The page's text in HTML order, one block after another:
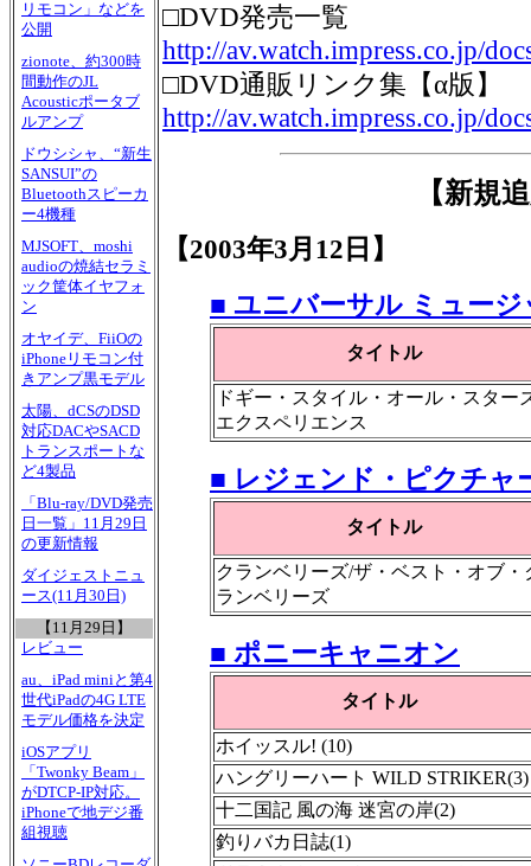
リモコン」などを
公開
zionote、約300時
間動作のJL
Acousticポータブ
ルアンプ
ドウシシャ、“新生
SANSUI”の
Bluetoothスピーカ
ー4機種
MJSOFT、moshi
audioの焼結セラミ
ック筐体イヤフォ
ン
オヤイデ、FiiOの
iPhoneリモコン付
きアンプ黒モデル
太陽、dCSのDSD
対応DACやSACD
トランスポートな
ど4製品
「Blu-ray/DVD発売
日一覧」11月29日
の更新情報
ダイジェストニュ
ース(11月30日)
【11月29日】
レビュー
au、iPad miniと第4
世代iPadの4G LTE
モデル価格を決定
iOSアプリ
「Twonky Beam」
がDTCP-IP対応。
iPhoneで地デジ番
組視聴
□DVD発売一覧
http://av.watch.impress.co.jp/
□DVD通販リンク集【α版】
http://av.watch.impress.co.jp/
【新規
【2003年3月12日】
■ ユニバーサル ミュージ
タイトル
ドギー・スタイル・オール・スター
エクスペリエンス
■ レジェンド・ピクチャ
タイトル
クランベリーズ/ザ・ベスト・オブ・
ランベリーズ
■ ポニーキャニオン
タイトル
ホイッスル! (10)
ハングリーハート WILD STRIKER(3)
十二国記 風の海 迷宮の岸(2)
釣りバカ日誌(1)